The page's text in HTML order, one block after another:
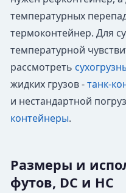
температурных
термоконтейнер. Для
температурной
рассмотреть
жидких грузов -танк-
и нестандартной
контейнеры.
Размеры и
футов, DC и HC